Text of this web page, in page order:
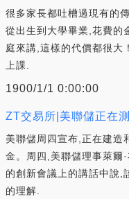
很多家長都吐槽過現有的
從出生到大學畢業,花費的
庭來講,這樣的代價都很大
上課.
1900/1/1 0:00:00
ZT交易所|美聯儲正在
美聯儲周四宣布,正在建造
金。周四,美聯儲理事萊爾
的創新會議上的講話中說,
的理解.